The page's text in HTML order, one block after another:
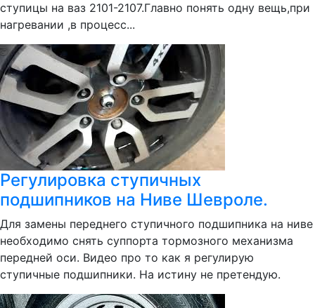
ступицы на ваз 2101-2107.Главно понять одну вещь,при
нагревании ,в процесс...
Регулировка ступичных
подшипников на Ниве Шевроле.
Для замены переднего ступичного подшипника на ниве
необходимо снять суппорта тормозного механизма
передней оси. Видео про то как я регулирую
ступичные подшипники. На истину не претендую.